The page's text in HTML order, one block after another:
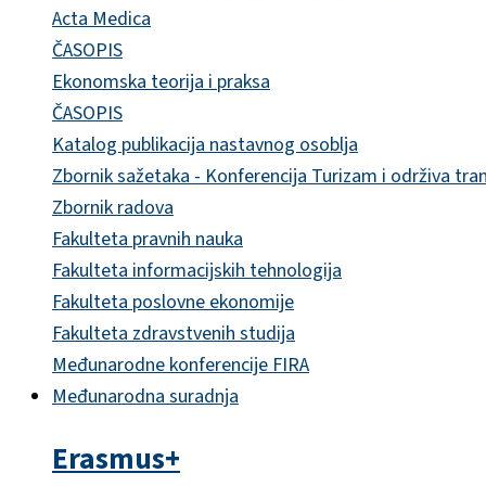
Acta Medica
ČASOPIS
Ekonomska teorija i praksa
ČASOPIS
Katalog publikacija nastavnog osoblja
Zbornik sažetaka - Konferencija Turizam i održiva
Zbornik radova
Fakulteta pravnih nauka
Fakulteta informacijskih tehnologija
Fakulteta poslovne ekonomije
Fakulteta zdravstvenih studija
Međunarodne konferencije FIRA
Međunarodna suradnja
Erasmus+